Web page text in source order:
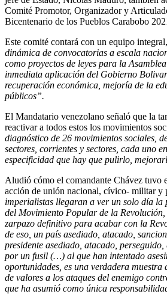
Comité Promotor, Organizador y
Bicentenario de los Pueblos Carabobo
Este comité contará con un equipo integral,
dinámica de convocatorias a escala
como proyectos de leyes para la
inmediata aplicación del Gobierno
recuperación económica, mejoría de la
públicos”.
El Mandatario venezolano señaló que la
reactivar a todos estos los movimientos
diagnóstico de 26 movimientos sociales,
sectores, corrientes y sectores, cada uno
especificidad que hay que pulirlo,
Aludió cómo el comandante Chávez tuvo
acción de unión nacional, cívico- militar y
imperialistas llegaran a ver un solo día la
del Movimiento Popular de la
zarpazo definitivo para acabar con la
de eso, un país asediado, atacado,
presidente asediado, atacado,
por un fusil (…) al que han intentado
oportunidades, es una verdadera muestra
de valores a los ataques del enemigo
que ha asumió como única